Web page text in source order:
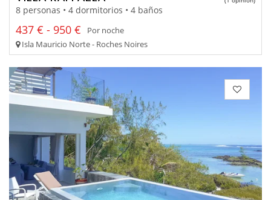
8 personas • 4 dormitorios • 4 baños
437 € - 950 €
Por noche
Isla Mauricio Norte - Roches Noires